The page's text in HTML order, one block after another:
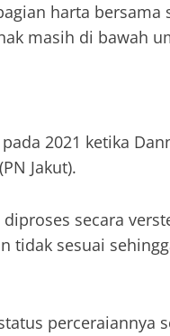
harta bersama
masih di bawah
2021 ketika
Jakut).
secara
tidak sesuai
perceraiannya